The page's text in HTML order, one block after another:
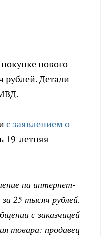
нового
рублей. Детали
с заявлением о
19-летняя
на интернет-
25 тысяч рублей.
с заказчицей
товара: продавец